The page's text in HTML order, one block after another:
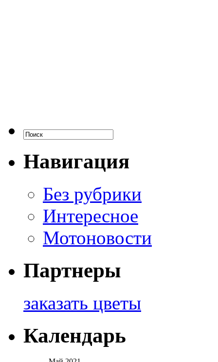
Навигация
Без рубрики
Интересное
Мотоновости
Партнеры
заказать цветы
Календарь